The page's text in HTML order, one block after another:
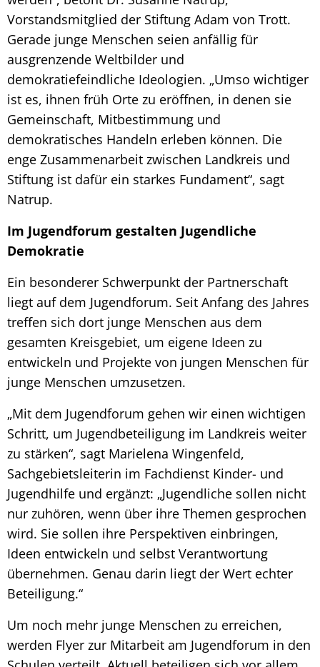
Vorstandsmitglied der Stiftung Adam von Trott.
Gerade junge Menschen seien anfällig für
ausgrenzende Weltbilder und
demokratiefeindliche Ideologien. „Umso wichtiger
ist es, ihnen früh Orte zu eröffnen, in denen sie
Gemeinschaft, Mitbestimmung und
demokratisches Handeln erleben können. Die
enge Zusammenarbeit zwischen Landkreis und
Stiftung ist dafür ein starkes Fundament“, sagt
Natrup.
Im Jugendforum gestalten Jugendliche
Demokratie
Ein besonderer Schwerpunkt der Partnerschaft
liegt auf dem Jugendforum. Seit Anfang des Jahres
treffen sich dort junge Menschen aus dem
gesamten Kreisgebiet, um eigene Ideen zu
entwickeln und Projekte von jungen Menschen für
junge Menschen umzusetzen.
„Mit dem Jugendforum gehen wir einen wichtigen
Schritt, um Jugendbeteiligung im Landkreis weiter
zu stärken“, sagt Marielena Wingenfeld,
Sachgebietsleiterin im Fachdienst Kinder- und
Jugendhilfe und ergänzt: „Jugendliche sollen nicht
nur zuhören, wenn über ihre Themen gesprochen
wird. Sie sollen ihre Perspektiven einbringen,
Ideen entwickeln und selbst Verantwortung
übernehmen. Genau darin liegt der Wert echter
Beteiligung.“
Um noch mehr junge Menschen zu erreichen,
werden Flyer zur Mitarbeit am Jugendforum in den